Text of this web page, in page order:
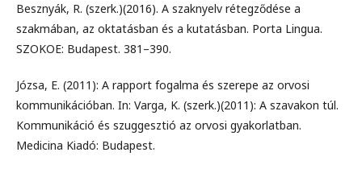
Besznyák, R. (szerk.)(2016). A szaknyelv rétegződése a
szakmában, az oktatásban és a kutatásban. Porta Lingua.
SZOKOE: Budapest. 381–390.
Józsa, E. (2011): A rapport fogalma és szerepe az orvosi
kommunikációban. In: Varga, K. (szerk.)(2011): A szavakon túl.
Kommunikáció és szuggesztió az orvosi gyakorlatban.
Medicina Kiadó: Budapest.